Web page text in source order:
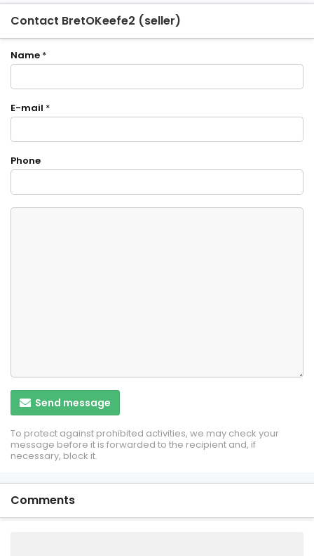
Contact BretOKeefe2 (seller)
Name *
E-mail *
Phone
Send message
To protect against prohibited activities, we may check your
message before it is forwarded to the recipient and, if
necessary, block it.
Comments